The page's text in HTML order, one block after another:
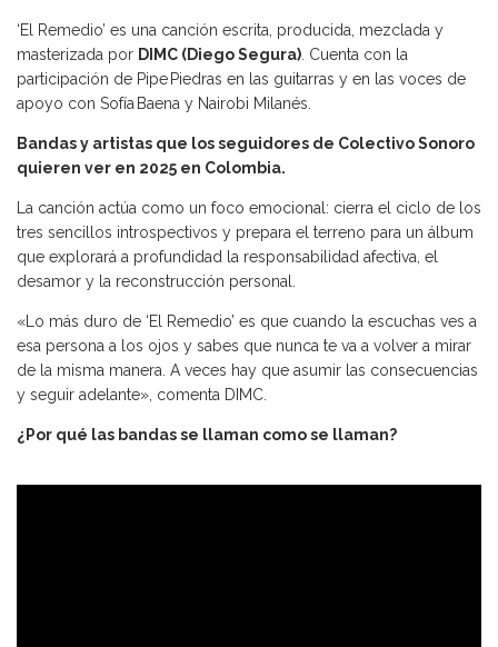
‘El Remedio’ es una canción escrita, producida, mezclada y
masterizada por DIMC (Diego Segura) . Cuenta con la
participación de Pipe Piedras en las guitarras y en las voces de
apoyo con Sofía Baena y Nairobi Milanés.
Bandas y artistas que los seguidores de Colectivo Sonoro
quieren ver en 2025 en Colombia.
La canción actúa como un foco emocional: cierra el ciclo de los
tres sencillos introspectivos y prepara el terreno para un álbum
que explorará a profundidad la responsabilidad afectiva, el
desamor y la reconstrucción personal.
«Lo más duro de ‘El Remedio’ es que cuando la escuchas ves a
esa persona a los ojos y sabes que nunca te va a volver a mirar
de la misma manera. A veces hay que asumir las consecuencias
y seguir adelante», comenta DIMC.
¿Por qué las bandas se llaman como se llaman?